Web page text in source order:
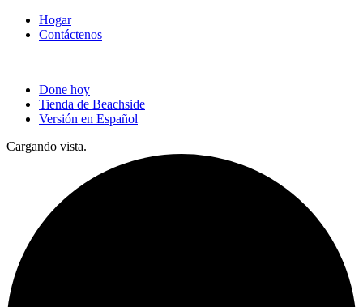
Hogar
Contáctenos
Done hoy
Tienda de Beachside
Versión en Español
Cargando vista.